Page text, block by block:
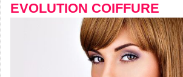
EVOLUTION COIFFURE